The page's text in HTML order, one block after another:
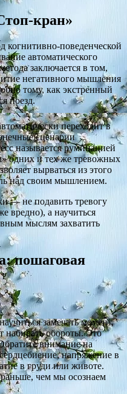
кран»
когнитивно-поведенческой
автоматического
заключается в том,
негативного мышления
тому, как экстренный
поезд.
переходит в
сценарии
называется руминацией
одних и тех же тревожных
вырваться из этого
над своим мышлением.
— не подавить тревогу
вредно), а научиться
мыслям захватить
пошаговая
замечать момент,
набирать обороты. Это
внимание на
напряжение в
в груди или животе.
чем мы осознаем